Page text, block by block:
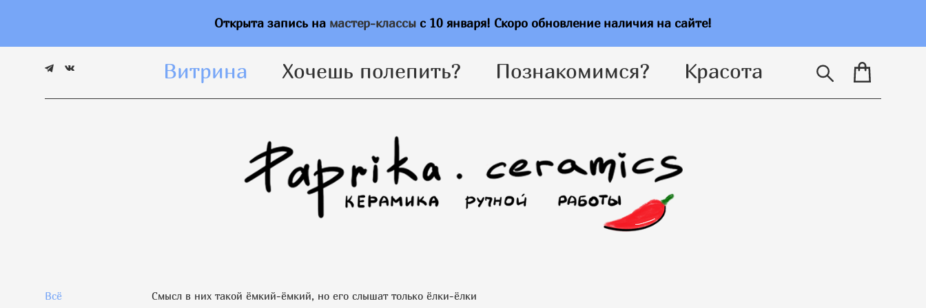
Открыта запись на мастер-классы с 10 января! Скоро обновление наличия на сайте!
Витрина Хочешь полепить? Познакомимся? Красота
Витрина Хочешь полепить? Познакомимся? Красота
Всё
Смысл в них такой ёмкий-ёмкий, но его слышат только ёлки-ёлки